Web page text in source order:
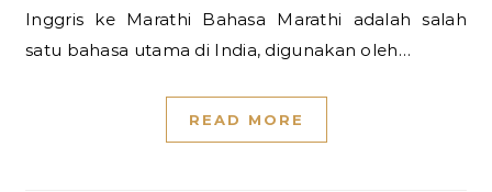
Inggris ke Marathi Bahasa Marathi adalah salah
satu bahasa utama di India, digunakan oleh…
READ MORE